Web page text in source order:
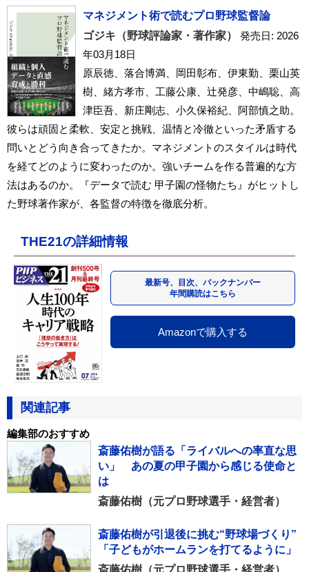
マネジメント術で読むプロ野球監督論
ゴジキ（野球評論家・著作家）
発売日: 2026
年03月18日
原辰徳、落合博満、岡田彰布、伊東勤、栗山英
樹、緒方孝市、工藤公康、辻発彦、中嶋聡、高
津臣吾、新庄剛志、小久保裕紀、阿部慎之助。
彼らは頑固と柔軟、安定と挑戦、温情と冷徹といった矛盾する
問いとどう向き合ってきたか。マネジメントのスタイルは時代
を経てどのように変わったのか。強いチームを作る普遍的な方
法はあるのか。『データで読む 甲子園の怪物たち』がヒットし
た野球著作家が、各監督の特徴を徹底分析。
THE21の詳細情報
最新号、目次、バックナンバー
年間購読はこちら
Amazonで購入する
関連記事
編集部のおすすめ
斎藤佑樹が語る「ライバルへの率直な思
い」 あの夏の甲子園から感じる使命と
は
斎藤佑樹（元プロ野球選手・経営者）
斎藤佑樹が引退後に挑む“野球場づくり”
「子どもがホームランを打てるように」
斎藤佑樹（元プロ野球選手・経営者）